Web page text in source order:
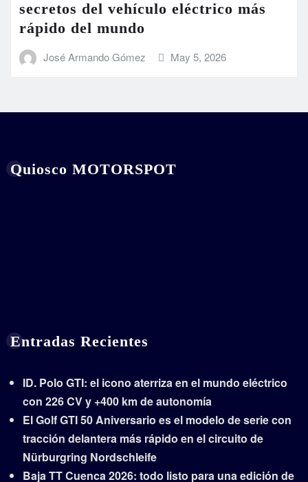
secretos del vehículo eléctrico más
rápido del mundo
José Armando Gómez May 5, 2026
Quiosco MOTORSPOT
Entradas Recientes
ID. Polo GTI: el icono aterriza en el mundo eléctrico
con 226 CV y +400 km de autonomía
El Golf GTI 50 Aniversario es el modelo de serie con
tracción delantera más rápido en el circuito de
Nürburgring Nordschleife
Baja TT Cuenca 2026: todo listo para una edición de